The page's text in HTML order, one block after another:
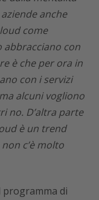
anche
come
abbracciano con
è che per ora in
con i servizi
alcuni vogliono
no. D’altra parte
è un trend
c’è molto
programma di